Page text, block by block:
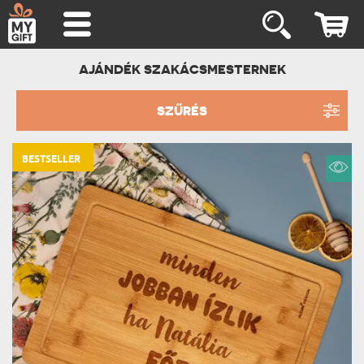
AJÁNDÉK SZAKÁCSMESTERNEK
SZŰRÉS
BESTSELLER